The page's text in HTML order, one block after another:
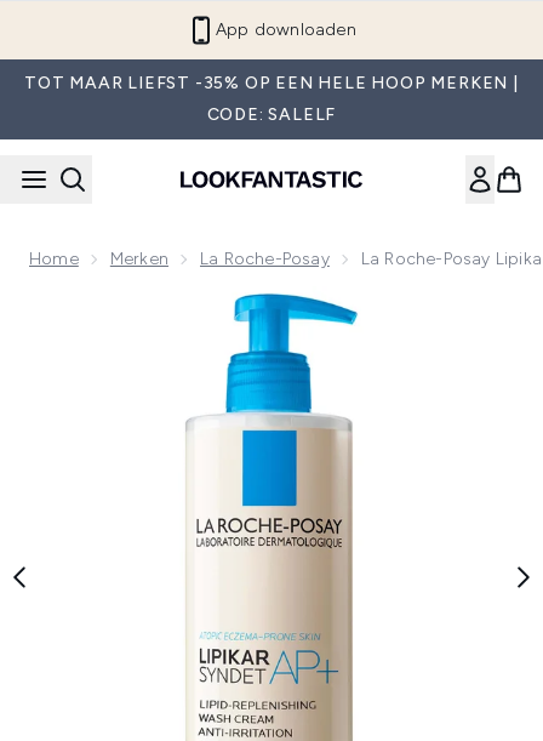
App downloaden
TOT MAAR LIEFST -35% OP EEN HELE HOOP MERKEN |
CODE: SALELF
Home Merken La Roche-Posay La Roche-Posay
Now showing image 1 La Roche-Posay Lipikar Syndet Ap+